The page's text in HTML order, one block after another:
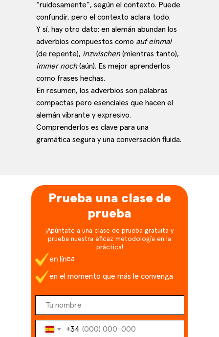
“ruidosamente”, según el contexto. Puede
confundir, pero el contexto aclara todo.
Y sí, hay otro dato: en alemán abundan los
adverbios compuestos como auf einmal
(de repente), inzwischen(mientras tanto),
immer noch(aún). Es mejor aprenderlos
como frases hechas.
En resumen, los adverbios son palabras
compactas pero esenciales que hacen el
alemán vibrante y expresivo.
Comprenderlos es clave para una
gramática segura y una conversación fluida.
Prueba una clase de
prueba
¡Apúntate a una clase de prueba gratuita y
prueba nuestra eficaz metodología en la
práctica!
en línea
en el momento que más le convenga
+34